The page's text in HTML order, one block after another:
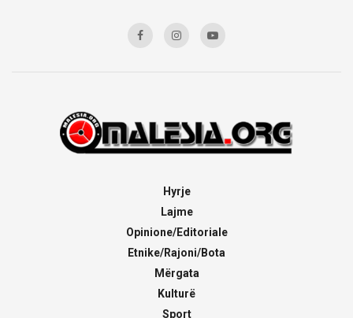
Hyrje
Lajme
Opinione/Editoriale
Etnike/Rajoni/Bota
Mërgata
Kulturë
Sport